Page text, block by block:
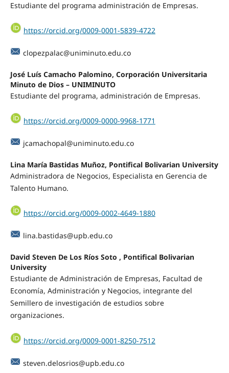
Estudiante del programa administración de Empresas.
https://orcid.org/0009-0001-5839-4722
clopezpalac@uniminuto.edu.co
José Luís Camacho Palomino, Corporación Universitaria
Minuto de Dios – UNIMINUTO
Estudiante del programa, administración de Empresas.
https://orcid.org/0009-0000-9968-1771
jcamachopal@uniminuto.edu.co
Lina María Bastidas Muñoz, Pontifical Bolivarian University
Administradora de Negocios, Especialista en Gerencia de
Talento Humano.
https://orcid.org/0009-0002-4649-1880
lina.bastidas@upb.edu.co
David Steven De Los Ríos Soto , Pontifical Bolivarian
University
Estudiante de Administración de Empresas, Facultad de
Economía, Administración y Negocios, integrante del
Semillero de investigación de estudios sobre
organizaciones.
https://orcid.org/0009-0001-8250-7512
steven.delosrios@upb.edu.co